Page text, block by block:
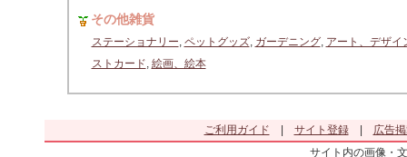
その他雑貨
ステーショナリー, ペットグッズ, ガーデニング, アート、デザイ
ストカード, 絵画、絵本
ご利用ガイド サイト登録|
広告
サイト内の画像・